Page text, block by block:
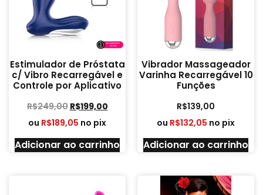
Estimulador de Próstata
c/ Vibro Recarregável e
Controle por Aplicativo
R$249,00 R$199,00
ou R$189,05 no pix
Adicionar ao carrinho
Vibrador Massageador
Varinha Recarregável 10
Funções
R$139,00
ou R$132,05 no pix
Adicionar ao carrinho